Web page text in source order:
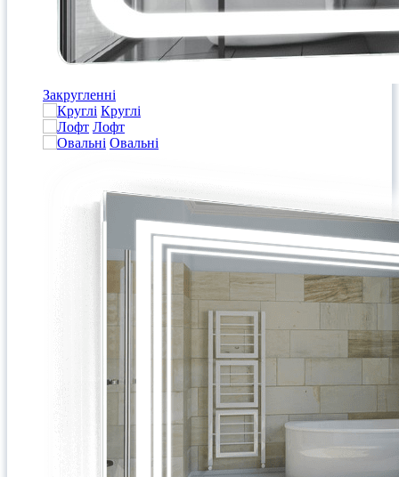
Закругленні
Круглі
Лофт
Овальні